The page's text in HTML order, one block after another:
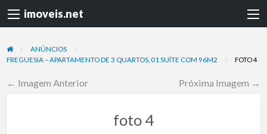
imoveis.net
ANÚNCIOS
FREGUESIA – APARTAMENTO DE 3 QUARTOS, 01 SUÍTE COM 96M2
FOTO 4
← Imagem Anterior Próxima Imagem →
foto 4